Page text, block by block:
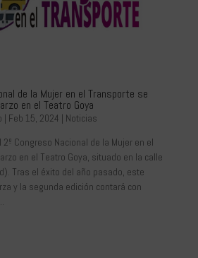
de la Mujer en el Transporte se
en el Teatro Goya
| Feb 15, 2024 | Noticias
Congreso Nacional de la Mujer en el
en el Teatro Goya, situado en la calle
Tras el éxito del año pasado, este
y la segunda edición contará con